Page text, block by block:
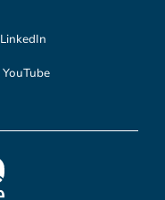
LinkedIn
YouTube